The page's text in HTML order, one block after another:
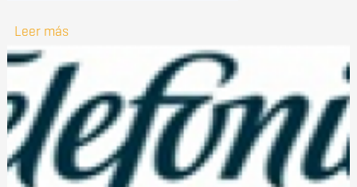
Leer mássobre Premio FUNDACIÓN ORANGE en uso de TIC
para la Accesibilidad y la Autonomía Personal.